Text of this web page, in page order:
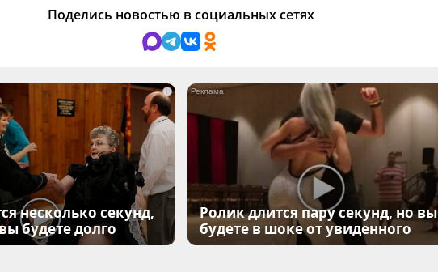
Поделись новостью в социальных сетях
i
несколько секунд,
будете долго
Ролик длится пару секунд, но вы
будете в шоке от увиденного